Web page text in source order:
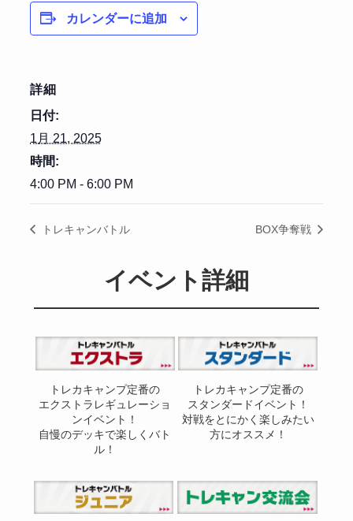
カレンダーに追加
詳細
日付:
1月 21, 2025
時間:
4:00 PM - 6:00 PM
トレキャンバトル BOX争奪戦
イベント詳細
トレカキャンプ定番の
エクストラレギュレーショ
ンイベント！
自慢のデッキで楽しくバト
ル！
トレカキャンプ定番の
スタンダードイベント！
対戦をとにかく楽しみたい
方にオススメ！